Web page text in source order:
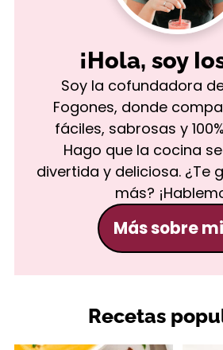
¡Hola, soy
Soy la cofundadora
Fogones, donde
fáciles, sabrosas y
Hago que la cocina
divertida y deliciosa. ¿Te
más?
Más sobre mi
Recetas